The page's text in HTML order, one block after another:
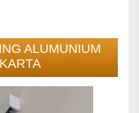
ALUMUNIUM